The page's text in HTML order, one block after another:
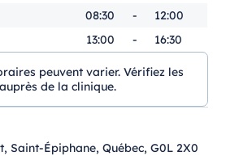
08:30 -
12:00
13:00
- 16:30
peuvent varier. Vérifiez les
de la clinique.
Saint-Épiphane, Québec, G0L 2X0